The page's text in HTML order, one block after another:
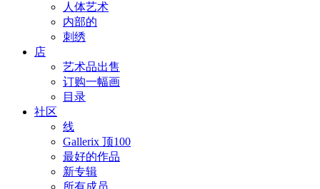
人体艺术
内部的
刺绣
店
艺术品出售
订购一幅画
目录
社区
线
Gallerix 顶100
最好的作品
新专辑
所有成员